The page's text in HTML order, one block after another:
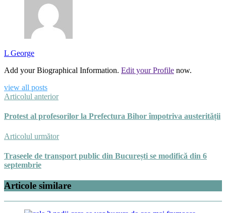
L George
Add your Biographical Information. Edit your Profile now.
view all posts
Articolul anterior
Protest al profesorilor la Prefectura Bihor împotriva austerității
Articolul următor
Traseele de transport public din București se modifică din 6
septembrie
Articole similare